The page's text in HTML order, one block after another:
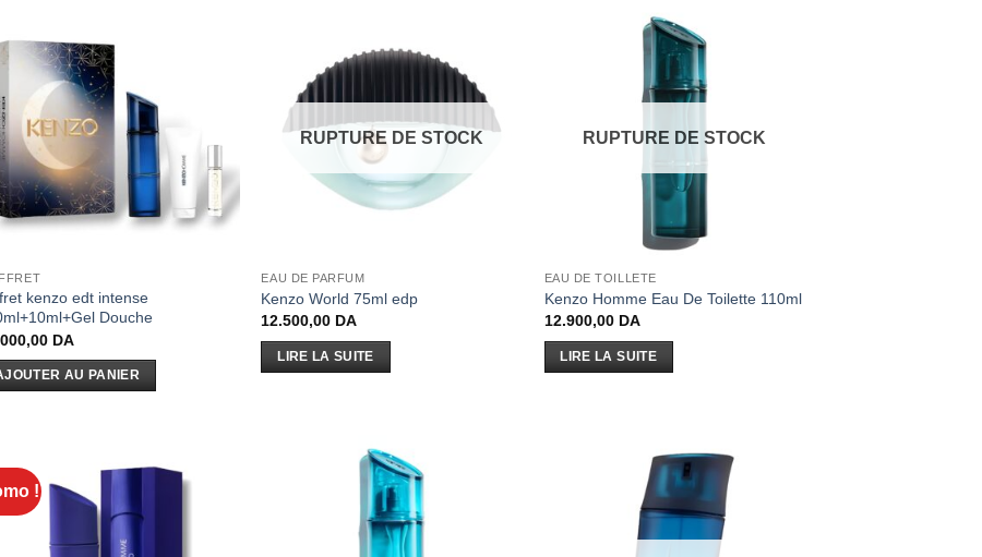
kenzo edt intense
Douche
DA
AU PANIER
RUPTURE DE STOCK
EAU DE PARFUM
Kenzo World 75ml edp
12.500,00 DA
LIRE LA SUITE
RUPTURE DE STOCK
EAU DE TOILLETE
Kenzo Homme Eau De Toilette 110ml
12.900,00 DA
LIRE LA SUITE
!